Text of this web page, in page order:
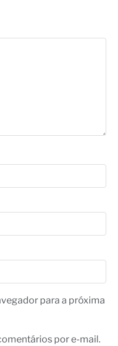
para a próxima
por e-mail.